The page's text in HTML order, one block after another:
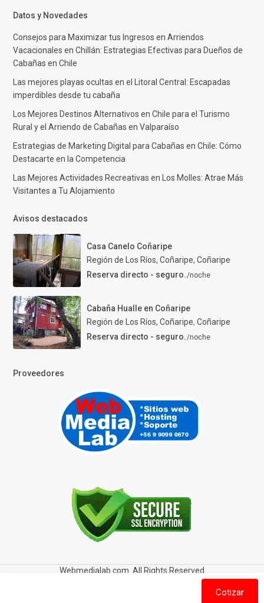
Datos y Novedades
Consejos para Maximizar tus Ingresos en Arriendos
Vacacionales en Chillán: Estrategias Efectivas para Dueños de
Cabañas en Chile
Las mejores playas ocultas en el Litoral Central: Escapadas
imperdibles desde tu cabaña
Los Mejores Destinos Alternativos en Chile para el Turismo
Rural y el Arriendo de Cabañas en Valparaíso
Estrategias de Marketing Digital para Cabañas en Chile: Cómo
Destacarte en la Competencia
Las Mejores Actividades Recreativas en Los Molles: Atrae Más
Visitantes a Tu Alojamiento
Avisos destacados
Casa Canelo Coñaripe
Región de Los Ríos, Coñaripe, Coñaripe
Reserva directo - seguro./noche
Cabaña Hualle en Coñaripe
Región de Los Ríos, Coñaripe, Coñaripe
Reserva directo - seguro./noche
Proveedores
Webmedialab.com. All Rights Reserved
Política de privacidad
Política de Cookies
Cotizar